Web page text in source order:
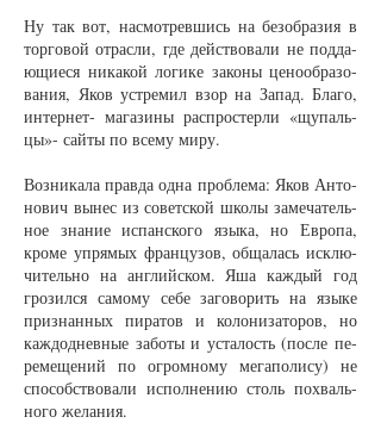
Ну так вот, на­смот­рев­шись на без­об­ра­зия в
тор­го­вой от­рас­ли, где дейст­во­ва­ли не под­да­
ю­щи­е­ся ни­ка­кой ло­ги­ке за­ко­ны це­но­об­ра­зо­
ва­ния, Яков устре­мил взор на За­пад. Бла­го,
ин­тер­нет- ма­га­зи­ны рас­прос­тер­ли «щу­паль­
цы»- сай­ты по все­му ми­ру.
Воз­ни­ка­ла прав­да од­на про­бле­ма: Яков Ан­то­
но­вич вы­нес из со­вет­ской шко­лы за­ме­ча­тель­
ное зна­ние ис­пан­ско­го язы­ка, но Ев­ро­па,
кро­ме упря­мых фран­цу­зов, об­ща­лась ис­клю­
чи­тель­но на ан­глий­ском. Яша каж­дый год
гро­зил­ся са­мо­му се­бе за­го­во­рить на язы­ке
при­знан­ных пи­ра­тов и ко­ло­ни­за­то­ров, но
каж­дод­нев­ные за­бо­ты и ус­та­лость (пос­ле пе­
ре­ме­ще­ний по ог­ром­но­му ме­га­по­ли­су) не
спо­собст­во­ва­ли ис­пол­не­нию столь по­хваль­
но­го же­ла­ния.